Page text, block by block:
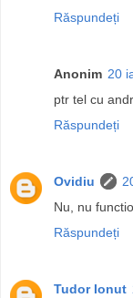
Răspundeți
Anonim 20
ptr tel cu
Răspundeți
Ovidiu
Nu, nu
Răspundeți
Tudor Ionut